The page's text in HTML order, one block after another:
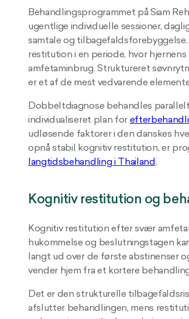
Behandlingsprogrammet på Siam
ugentlige individuelle sessioner,
samtale og
restitution i en periode, hvor
amfetaminbrug. Struktureret
er et af de mest vedvarende
Dobbeltdiagnose behandles
individualiseret plan for
udløsende faktorer i den danskes
opnå stabil kognitiv restitution, er
langtidsbehandling i Thailand .
Kognitiv restitution og
Kognitiv restitution efter svær
hukommelse og beslutningstagen
langt ud over de første abstinenser
vender hjem fra et kortere
Det er den strukturelle
afslutter behandlingen, mens